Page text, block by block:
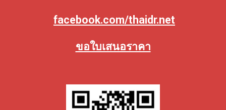
facebook.com/thaidr.net
ขอใบเสนอราคา